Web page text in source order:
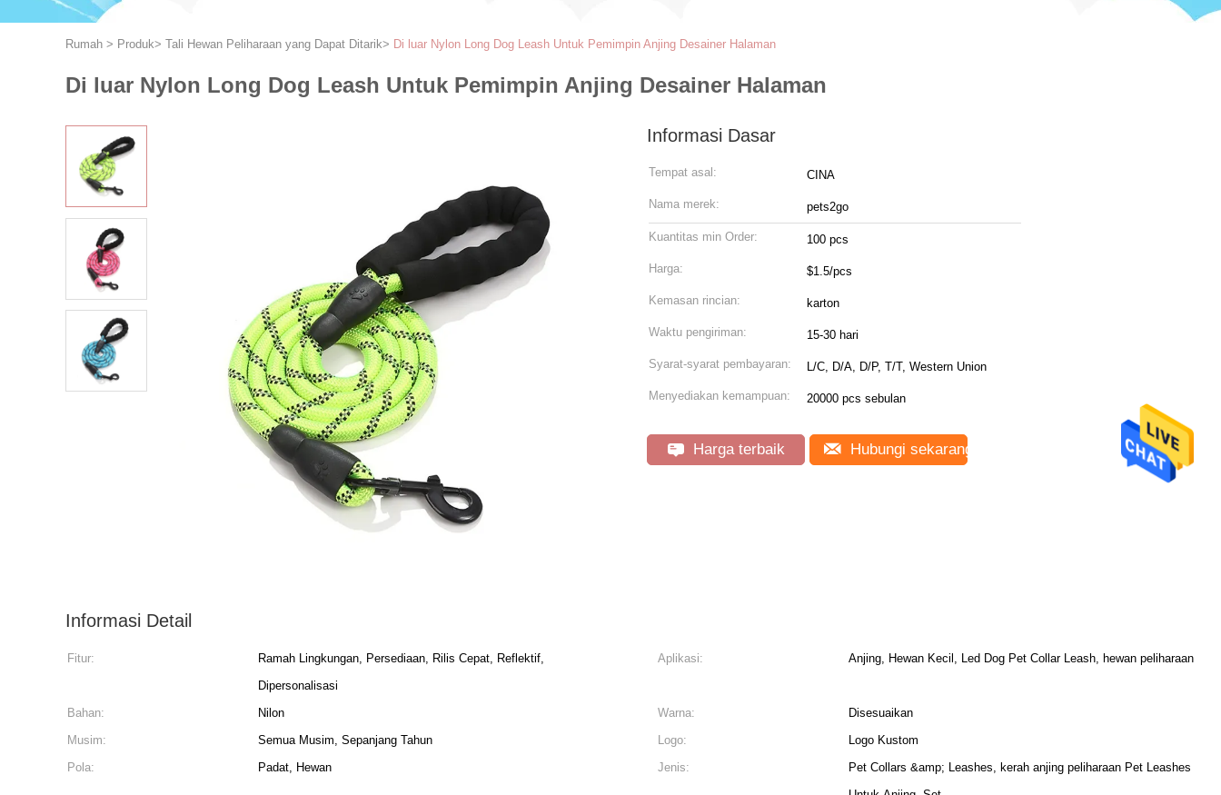
Rumah > Produk> Tali Hewan Peliharaan yang Dapat Ditarik> Di luar Nylon Long Dog Leash Untuk Pemimpin Anjing Desainer Halaman
Di luar Nylon Long Dog Leash Untuk Pemimpin Anjing Desainer Halaman
Informasi Dasar
Tempat asal: CINA
Nama merek: pets2go
Kuantitas min Order: 100 pcs
Harga: $1.5/pcs
Kemasan rincian: karton
Waktu pengiriman: 15-30 hari
Syarat-syarat pembayaran: L/C, D/A, D/P, T/T, Western Union
Menyediakan kemampuan: 20000 pcs sebulan
Harga terbaik Hubungi sekarang
Informasi Detail
Fitur:
Ramah Lingkungan, Persediaan, Rilis Cepat, Reflektif,
Dipersonalisasi
Aplikasi: Anjing, Hewan Kecil, Led Dog Pet Collar Leash, hewan peliharaan
Bahan: Nilon Warna:
Disesuaikan
Musim:
Semua Musim, Sepanjang Tahun Logo:
Logo Kustom
Pola:
Padat, Hewan Jenis:
Pet Collars &amp; Leashes, kerah anjing peliharaan Pet Leashes